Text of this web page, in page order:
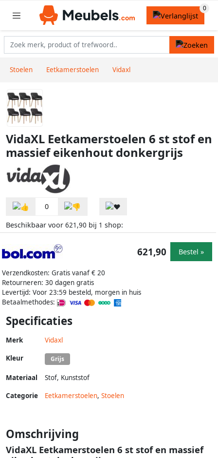
Stoelen Eetkamerstoelen Vidaxl
VidaXL Eetkamerstoelen 6 st stof en
massief eikenhout donkergrijs
0
Beschikbaar voor 621,90 bij 1 shop:
Verzendkosten: Gratis vanaf € 20
Retourneren: 30 dagen gratis
Levertijd: Voor 23:59 besteld, morgen in huis
Betaalmethodes:
621,90 Bestel »
Specificaties
Merk Vidaxl
Kleur Grijs
Materiaal Stof, Kunststof
Categorie Eetkamerstoelen, Stoelen
Omschrijving
VidaXL Eetkamerstoelen 6 st stof en massief